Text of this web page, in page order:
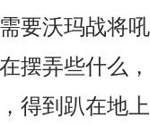
要沃玛战将
摆弄些什么
得到趴在地